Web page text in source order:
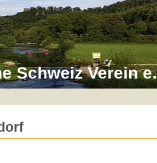
Schweiz Verein